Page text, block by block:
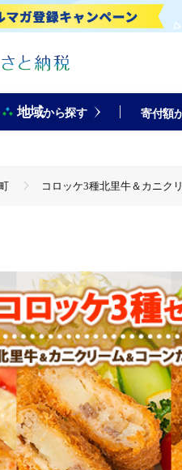
地域から探す 寄付額
コロッケ3種北里牛＆カニク